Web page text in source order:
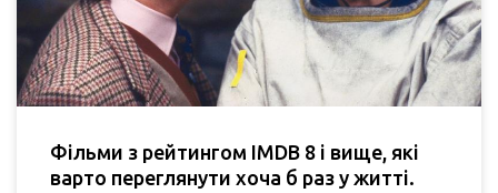
Фільми з рейтингом IMDB 8 і вище, які
варто переглянути хоча б раз у житті.